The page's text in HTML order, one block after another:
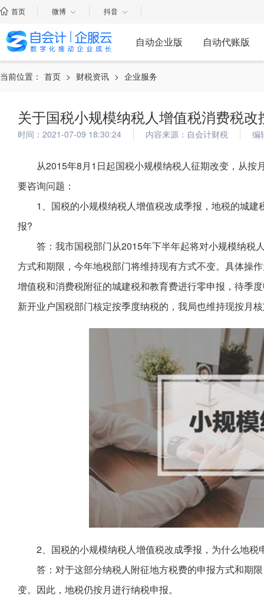
首页 微博 抖音
自动企业版 自动代账版
当前位置： 首页 > 财税资讯 > 企业服务
关于国税小规模纳税人增值税消费税
时间：2021-07-09 18:30:24 内容来源：自会计财税 编
从2015年8月1日起国税小规模纳税人征期改变，从
要咨询问题：
1、国税的小规模纳税人增值税改成季报，地税的城
报?
答：我市国税部门从2015年下半年起将对小规模纳税
方式和期限，今年地税部门将维持现有方式不变。具体操
增值税和消费税附征的城建税和教育费进行零申报，待季
新开业户国税部门核定按季度纳税的，我局也维持现按月
2、国税的小规模纳税人增值税改成季报，为什么地
答：对于这部分纳税人附征地方税费的申报方式和期
变。因此，地税仍按月进行纳税申报。